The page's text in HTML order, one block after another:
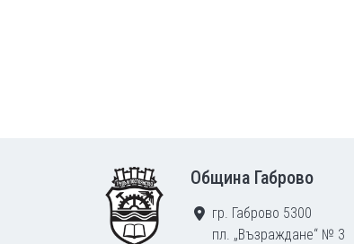
Община Габрово
гр. Габрово 5300
пл. „Възраждане“ № 3